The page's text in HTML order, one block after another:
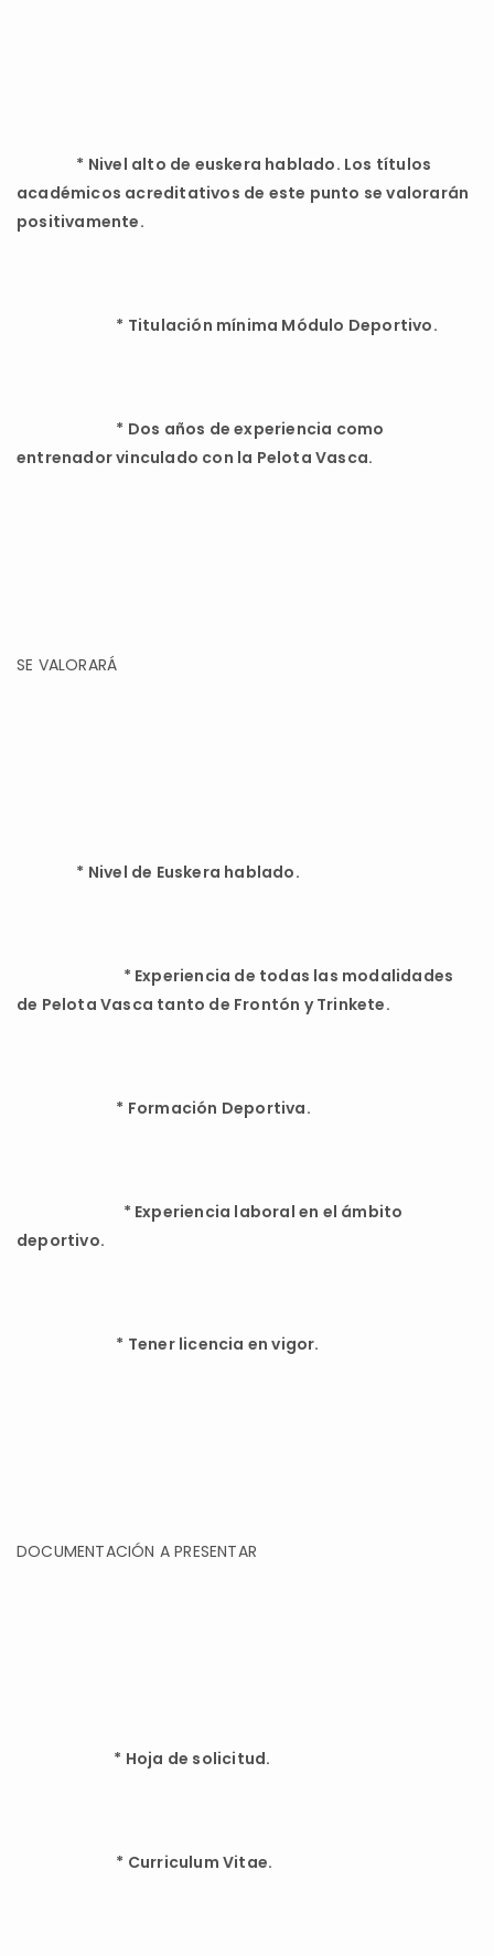
* Nivel alto de euskera hablado. Los títulos
académicos acreditativos de este punto se valorarán
positivamente.
* Titulación mínima Módulo Deportivo.
* Dos años de experiencia como
entrenador vinculado con la Pelota Vasca.
SE VALORARÁ
* Nivel de Euskera hablado.
* Experiencia de todas las modalidades
de Pelota Vasca tanto de Frontón y Trinkete.
* Formación Deportiva.
* Experiencia laboral en el ámbito
deportivo.
* Tener licencia en vigor.
DOCUMENTACIÓN A PRESENTAR
* Hoja de solicitud.
* Curriculum Vitae.